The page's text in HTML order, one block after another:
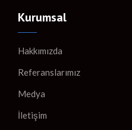
Kurumsal
Hakkımızda
Referanslarımız
Medya
İletişim